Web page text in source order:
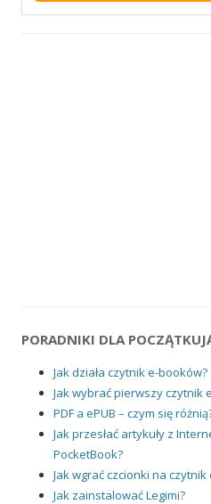
PORADNIKI DLA
Jak działa czytnik e-booków?
Jak wybrać pierwszy czytnik
PDF a ePUB – czym się
Jak przesłać artykuły z
PocketBook?
Jak wgrać czcionki na
Jak zainstalować Legimi?